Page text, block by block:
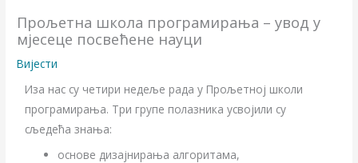
Прољетна школа програмирања – увод у
мјесеце посвећене науци
Вијести
Иза нас су четири недеље рада у Прољетној школи
програмирања. Три групе полазника усвојили су
сљедећа знања:
основе дизајнирања алгоритама,